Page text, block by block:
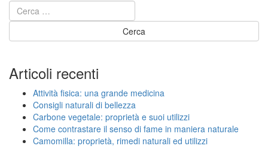
Articoli recenti
Attività fisica: una grande medicina
Consigli naturali di bellezza
Carbone vegetale: proprietà e suoi utilizzi
Come contrastare il senso di fame in maniera naturale
Camomilla: proprietà, rimedi naturali ed utilizzi